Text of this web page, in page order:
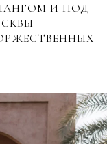
И ПОД